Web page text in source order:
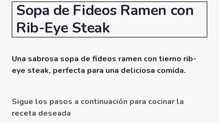
Sopa de Fideos Ramen con
Rib-Eye Steak
Una sabrosa sopa de fideos ramen con tierno rib-
eye steak, perfecta para una deliciosa comida.
Sigue los pasos a continuación para cocinar la
receta deseada